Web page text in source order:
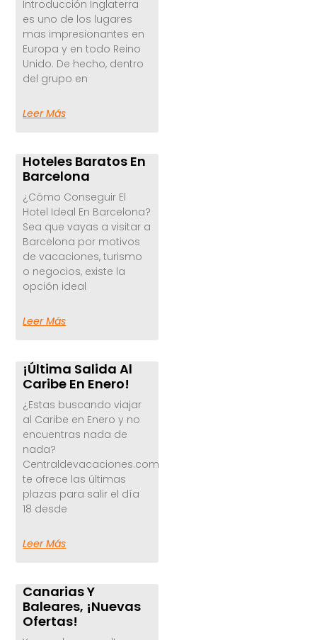
Introducción Inglaterra
es uno de los lugares
mas impresionantes en
Europa y en todo Reino
Unido. De hecho, dentro
del grupo en
Leer Más
Hoteles Baratos En
Barcelona
¿Cómo Conseguir El
Hotel Ideal En Barcelona?
Sea que vayas a visitar a
Barcelona por motivos
de vacaciones, turismo
o negocios, existe la
opción ideal
Leer Más
¡Última Salida Al
Caribe En Enero!
¿Estas buscando viajar
al Caribe en Enero y no
encuentras nada de
nada?
Centraldevacaciones.com
te ofrece las últimas
plazas para salir el día
18 desde
Leer Más
Canarias Y
Baleares, ¡Nuevas
Ofertas!